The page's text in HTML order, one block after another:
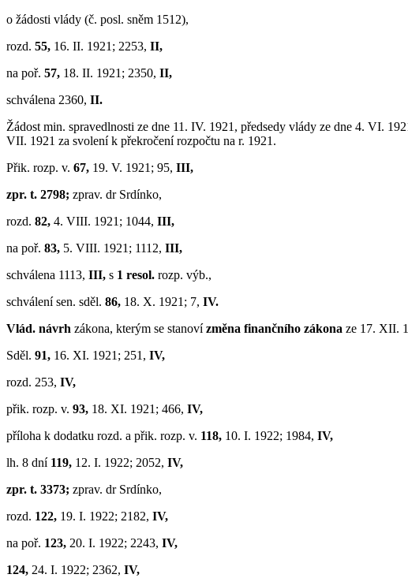
o žádosti vlády (č. posl. sněm 1512),
rozd. 55, 16. II. 1921; 2253, II,
na poř. 57, 18. II. 1921; 2350, II,
schválena 2360, II.
Žádost min. spravedlnosti ze dne 11. IV. 1921, předsedy vlády ze dne 4. VI.
VII. 1921 za svolení k překročení rozpočtu na r. 1921.
Přik. rozp. v. 67, 19. V. 1921; 95, III,
zpr. t. 2798; zprav. dr Srdínko,
rozd. 82, 4. VIII. 1921; 1044, III,
na poř. 83, 5. VIII. 1921; 1112, III,
schválena 1113, III, s 1 resol. rozp. výb.,
schválení sen. sděl. 86, 18. X. 1921; 7, IV.
Vlád. návrh zákona, kterým se stanovízměna finančního zákona ze 17. XII.
Sděl. 91, 16. XI. 1921; 251, IV,
rozd. 253, IV,
přik. rozp. v. 93, 18. XI. 1921; 466, IV,
příloha k dodatku rozd. a přik. rozp. v. 118, 10. I. 1922; 1984, IV,
lh. 8 dní 119, 12. I. 1922; 2052, IV,
zpr. t. 3373; zprav. dr Srdínko,
rozd. 122, 19. I. 1922; 2182, IV,
na poř. 123, 20. I. 1922; 2243, IV,
124, 24. I. 1922; 2362, IV,